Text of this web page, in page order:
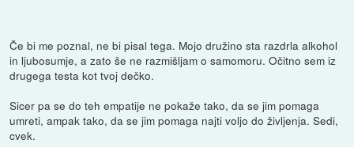
Če bi me poznal, ne bi pisal tega. Mojo družino sta razdrla alkohol
in ljubosumje, a zato še ne razmišljam o samomoru. Očitno sem iz
drugega testa kot tvoj dečko.
Sicer pa se do teh empatije ne pokaže tako, da se jim pomaga
umreti, ampak tako, da se jim pomaga najti voljo do življenja. Sedi,
cvek.